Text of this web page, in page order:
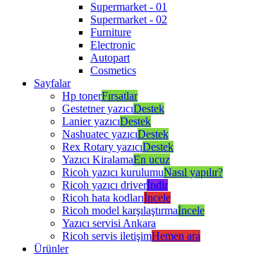
Supermarket - 01
Supermarket - 02
Furniture
Electronic
Autopart
Cosmetics
Sayfalar
Hp tonerFırsatlar
Gestetner yazıcıDestek
Lanier yazıcıDestek
Nashuatec yazıcıDestek
Rex Rotary yazıcıDestek
Yazıcı KiralamaEn ucuz
Ricoh yazıcı kurulumuNasıl yapılır?
Ricoh yazıcı driverİndir
Ricoh hata kodlarıİncele
Ricoh model karşılaştırmaİncele
Yazıcı servisi Ankara
Ricoh servis iletişimHemen ara
Ürünler